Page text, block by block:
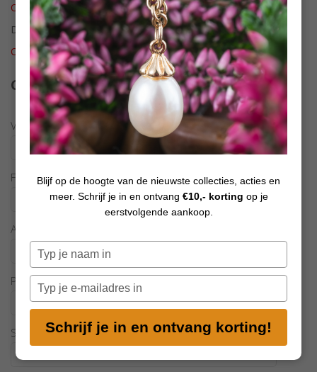
Blijf op de hoogte van de nieuwste collecties, acties en
meer. Schrijf je in en ontvang €10,- korting op je
eerstvolgende aankoop.
Typ
je
naam
Typ
je
e-
mailadres
in
Schrijf je in en ontvang korting!
Online open 24/24 en 7/7
Di tot Zat : 10u tot 12u en 13u30 tot 18u
Online open 24/24 en 7/7
Contactformulier
Voornaam *
Familienaam *
Adres
Postcode
Stad